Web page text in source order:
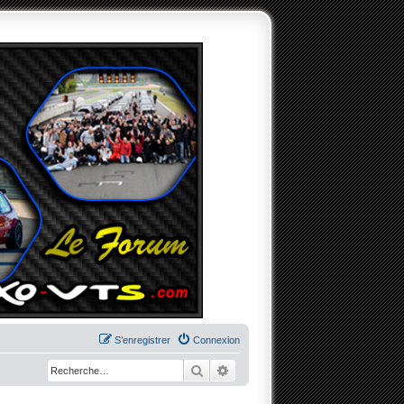
Connexion
S’enregistrer
RechercherRecherche avancée